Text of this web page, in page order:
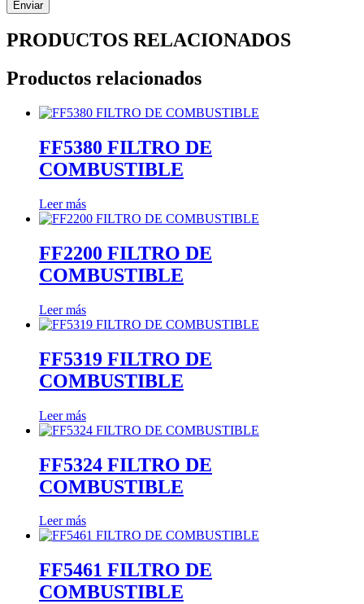
PRODUCTOS RELACIONADOS
Productos relacionados
FF5380 FILTRO DE
COMBUSTIBLE
Leer más
FF2200 FILTRO DE
COMBUSTIBLE
Leer más
FF5319 FILTRO DE
COMBUSTIBLE
Leer más
FF5324 FILTRO DE
COMBUSTIBLE
Leer más
FF5461 FILTRO DE
COMBUSTIBLE